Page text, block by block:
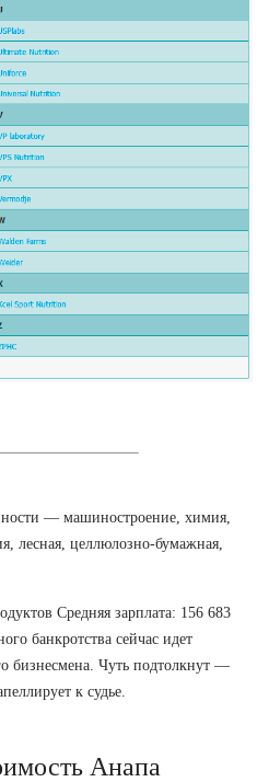
— машиностроение, химия,
лесная, целлюлозно-бумажная,
Средняя зарплата: 156 683
банкротства сейчас идет
бизнесмена. Чуть подтолкнут —
к судье.
Анапа